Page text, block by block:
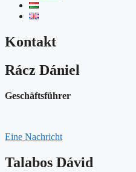
Kontakt
Rácz Dániel
Geschäftsführer
Eine Nachricht
Talabos Dávid